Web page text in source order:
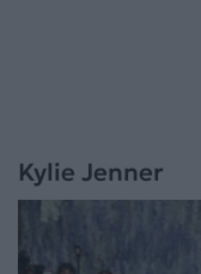
Kylie Jenner